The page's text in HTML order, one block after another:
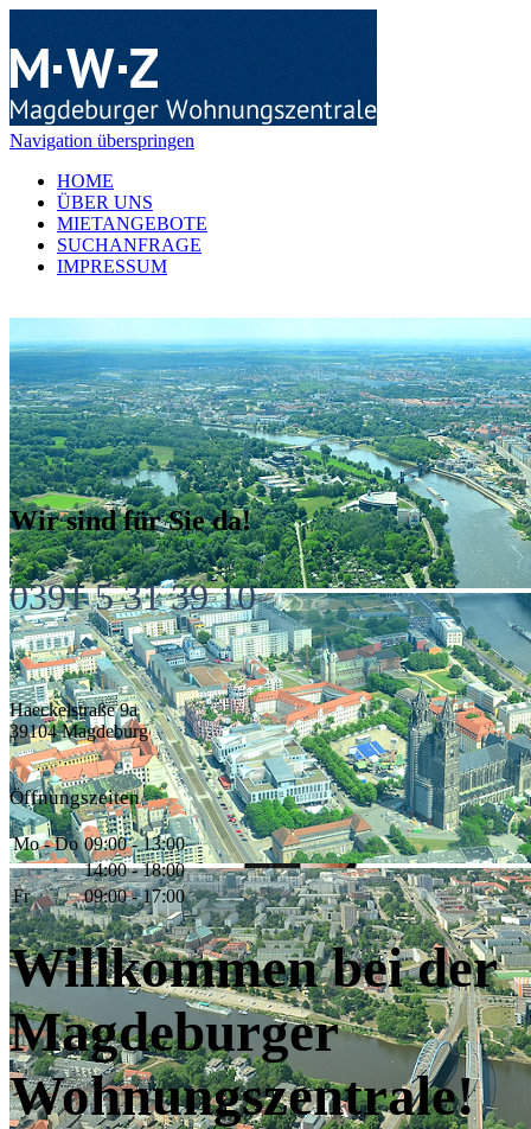
Navigation überspringen
HOME
ÜBER UNS
MIETANGEBOTE
SUCHANFRAGE
IMPRESSUM
Wir sind für Sie da!
0391 5 31 39 10
Haeckelstraße 9a
39104 Magdeburg
Öffnungszeiten
Mo - Do 09:00 - 13:00
14:00 - 18:00
Fr
09:00 - 17:00
Willkommen bei der
Magdeburger
Wohnungszentrale!